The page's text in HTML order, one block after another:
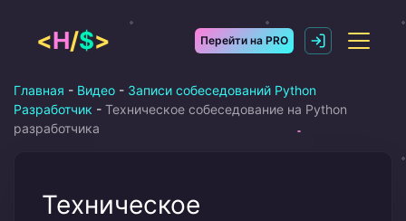
содержимому
<H/$> Перейти на PRO
Главная - Видео - Записи собеседований Python
Разработчик - Техническое собеседование на Python
разработчика
Техническое